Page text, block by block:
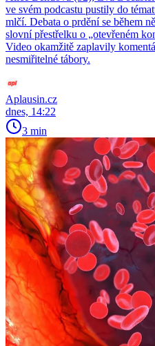
ve svém podcastu pustily do
mlčí. Debata o prdění se během
slovní přestřelku o „otevřeném
Video okamžitě zaplavily
nesmiřitelné tábory.
Aplausin.cz
dnes, 14:22
3 min